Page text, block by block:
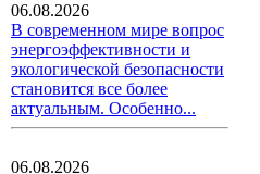
06.08.2026
В современном мире вопрос
энергоэффективности и
экологической безопасности
становится все более
актуальным. Особенно...
06.08.2026